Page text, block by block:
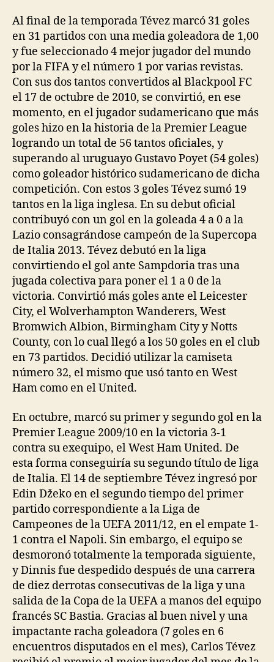
Al final de la temporada Tévez marcó 31 goles
en 31 partidos con una media goleadora de 1,00
y fue seleccionado 4 mejor jugador del mundo
por la FIFA y el número 1 por varias revistas.
Con sus dos tantos convertidos al Blackpool FC
el 17 de octubre de 2010, se convirtió, en ese
momento, en el jugador sudamericano que más
goles hizo en la historia de la Premier League
logrando un total de 56 tantos oficiales, y
superando al uruguayo Gustavo Poyet (54 goles)
como goleador histórico sudamericano de dicha
competición. Con estos 3 goles Tévez sumó 19
tantos en la liga inglesa. En su debut oficial
contribuyó con un gol en la goleada 4 a 0 a la
Lazio consagrándose campeón de la Supercopa
de Italia 2013. Tévez debutó en la liga
convirtiendo el gol ante Sampdoria tras una
jugada colectiva para poner el 1 a 0 de la
victoria. Convirtió más goles ante el Leicester
City, el Wolverhampton Wanderers, West
Bromwich Albion, Birmingham City y Notts
County, con lo cual llegó a los 50 goles en el club
en 73 partidos. Decidió utilizar la camiseta
número 32, el mismo que usó tanto en West
Ham como en el United.
En octubre, marcó su primer y segundo gol en la
Premier League 2009/10 en la victoria 3-1
contra su exequipo, el West Ham United. De
esta forma conseguiría su segundo título de liga
de Italia. El 14 de septiembre Tévez ingresó por
Edin Džeko en el segundo tiempo del primer
partido correspondiente a la Liga de
Campeones de la UEFA 2011/12, en el empate 1-
1 contra el Napoli. Sin embargo, el equipo se
desmoronó totalmente la temporada siguiente,
y Dinnis fue despedido después de una carrera
de diez derrotas consecutivas de la liga y una
salida de la Copa de la UEFA a manos del equipo
francés SC Bastia. Gracias al buen nivel y una
impactante racha goleadora (7 goles en 6
encuentros disputados en el mes), Carlos Tévez